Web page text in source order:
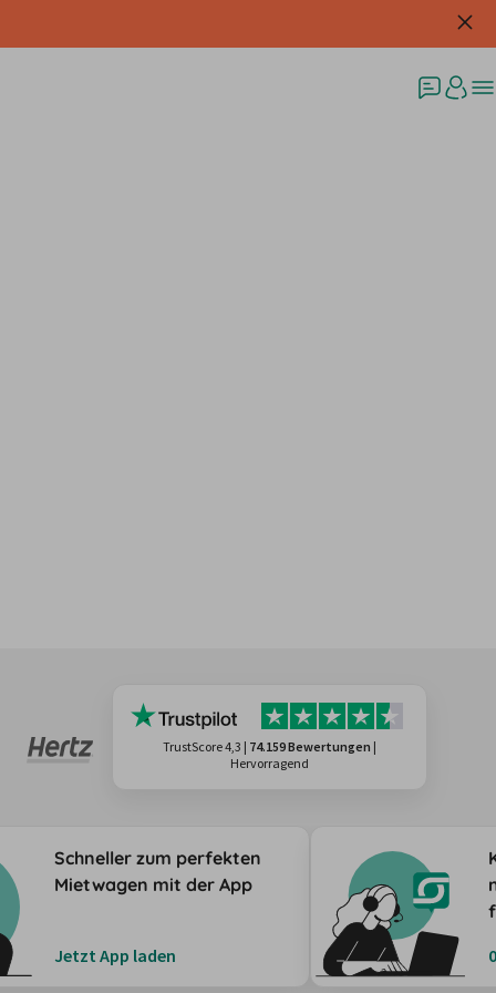
TrustScore 4,3 | 74.159 Bewertungen |
Hervorragend
Schneller zum perfekten
Mietwagen mit der App
Jetzt App laden